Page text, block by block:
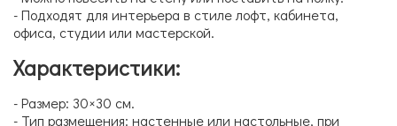
- Подходят для интерьера в стиле лофт, кабинета,
офиса, студии или мастерской.
Характеристики:
- Размер: 30×30 см.
- Тип размещения: настенные или настольные, при